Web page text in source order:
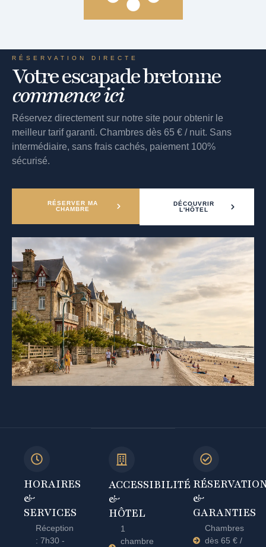
RÉSERVATION DIRECTE
Votre escapade bretonne
commence ici
Réservez directement sur notre site pour obtenir le
meilleur tarif garanti. Chambres dès 65 € / nuit. Sans
intermédiaire, sans frais cachés, paiement 100%
sécurisé.
RÉSERVER MA
CHAMBRE
DÉCOUVRIR
L'HÔTEL
HORAIRES
&
SERVICES
Réception
: 7h30 -
ACCESSIBILITÉ
&
HÔTEL
1
chambre
&
GARANTIES
Chambres
dès 65 € /